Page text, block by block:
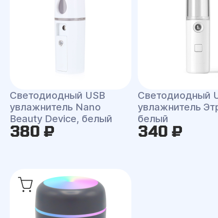
Светодиодный USB
увлажнитель Nano
Beauty Device, белый
380 ₽
Светодиодный
увлажнитель
белый
340 ₽